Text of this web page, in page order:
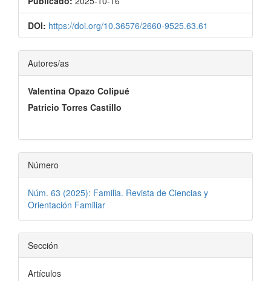
DOI: https://doi.org/10.36576/2660-9525.63.61
Contenido
principal
del
artículo
Autores/as
Valentina Opazo Colipué
Patricio Torres Castillo
Número
Núm. 63 (2025): Familia. Revista de Ciencias y
Orientación Familiar
Sección
Artículos